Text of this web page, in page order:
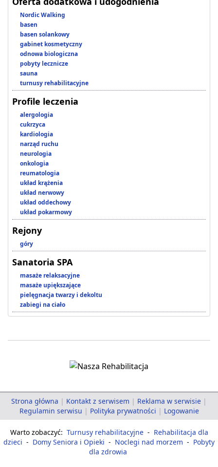
Nordic Walking
basen
basen solankowy
gabinet kosmetyczny
odnowa biologiczna
pobyty lecznicze
sauna
turnusy rehabilitacyjne
Profile leczenia
alergologia
cukrzyca
kardiologia
narząd ruchu
neurologia
onkologia
reumatologia
układ krążenia
układ nerwowy
układ oddechowy
układ pokarmowy
Rejony
góry
Sanatoria SPA
masaże relaksacyjne
masaże upiększające
pielęgnacja twarzy i dekoltu
zabiegi na ciało
Strona główna | Kontakt z serwisem | Reklama w serwisie |
Regulamin serwisu | Polityka prywatności | Logowanie
Warto zobaczyć: Turnusy rehabilitacyjne - Rehabilitacja dla
dzieci - Domy Seniora i Opieki - Noclegi nad morzem - Pobyty
dla zdrowia